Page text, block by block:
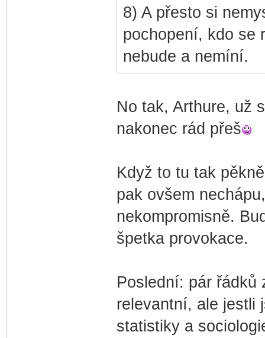
8) A přesto si
pochopení, kdo se
nebude a nemíní.
No tak, Arthure, už
nakonec rád přeš
Když to tu tak
pak ovšem
nekompromisně.
špetka provokace.
Poslední: pár řádků
relevantní, ale jestli
statistiky a